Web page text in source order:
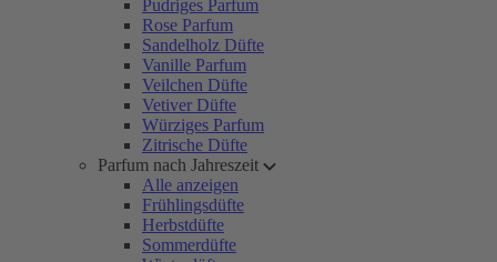
Pudriges Parfum
Rose Parfum
Sandelholz Düfte
Vanille Parfum
Veilchen Düfte
Vetiver Düfte
Würziges Parfum
Zitrische Düfte
Parfum nach Jahreszeit
Alle anzeigen
Frühlingsdüfte
Herbstdüfte
Sommerdüfte